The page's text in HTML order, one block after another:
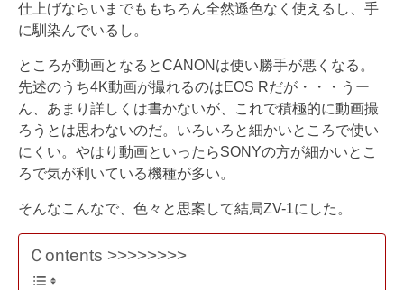
仕上げならいまでももちろん全然遜色なく使えるし、手
に馴染んでいるし。
ところが動画となるとCANONは使い勝手が悪くなる。
先述のうち4K動画が撮れるのはEOS Rだが・・・うー
ん、あまり詳しくは書かないが、これで積極的に動画撮
ろうとは思わないのだ。いろいろと細かいところで使い
にくい。やはり動画といったらSONYの方が細かいとこ
ろで気が利いている機種が多い。
そんなこんなで、色々と思案して結局ZV-1にした。
Ｃontents >>>>>>>>